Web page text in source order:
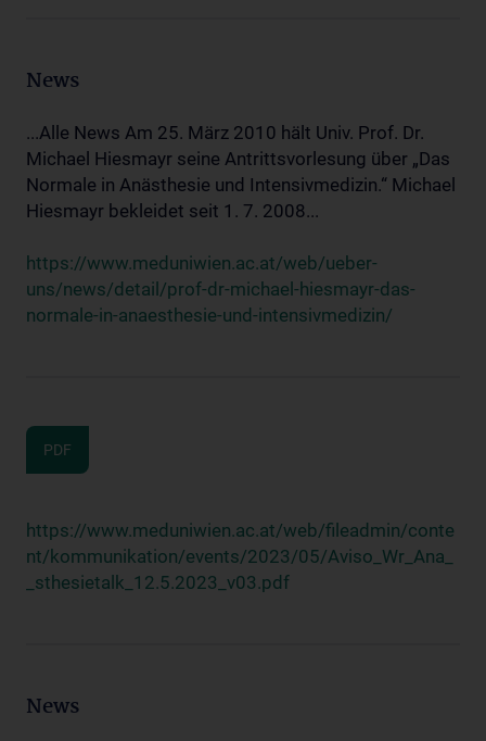
News
...Alle News Am 25. März 2010 hält Univ. Prof. Dr.
Michael Hiesmayr seine Antrittsvorlesung über „Das
Normale in Anästhesie und Intensivmedizin.“ Michael
Hiesmayr bekleidet seit 1. 7. 2008...
https://www.meduniwien.ac.at/web/ueber-
uns/news/detail/prof-dr-michael-hiesmayr-das-
normale-in-anaesthesie-und-intensivmedizin/
PDF
https://www.meduniwien.ac.at/web/fileadmin/conte
nt/kommunikation/events/2023/05/Aviso_Wr_Ana_
_sthesietalk_12.5.2023_v03.pdf
News